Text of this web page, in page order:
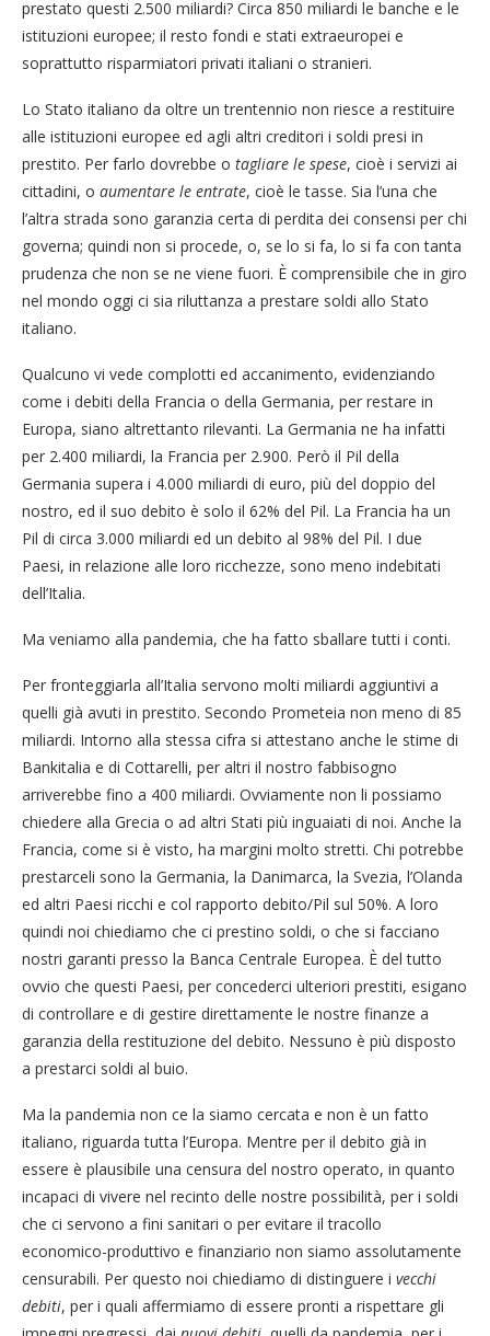
prestato questi 2.500 miliardi? Circa 850 miliardi le banche e le
istituzioni europee; il resto fondi e stati extraeuropei e
soprattutto risparmiatori privati italiani o stranieri.
Lo Stato italiano da oltre un trentennio non riesce a restituire
alle istituzioni europee ed agli altri creditori i soldi presi in
prestito. Per farlo dovrebbe o tagliare le spese, cioè i servizi ai
cittadini, o aumentare le entrate, cioè le tasse. Sia l’una che
l’altra strada sono garanzia certa di perdita dei consensi per chi
governa; quindi non si procede, o, se lo si fa, lo si fa con tanta
prudenza che non se ne viene fuori. È comprensibile che in giro
nel mondo oggi ci sia riluttanza a prestare soldi allo Stato
italiano.
Qualcuno vi vede complotti ed accanimento, evidenziando
come i debiti della Francia o della Germania, per restare in
Europa, siano altrettanto rilevanti. La Germania ne ha infatti
per 2.400 miliardi, la Francia per 2.900. Però il Pil della
Germania supera i 4.000 miliardi di euro, più del doppio del
nostro, ed il suo debito è solo il 62% del Pil. La Francia ha un
Pil di circa 3.000 miliardi ed un debito al 98% del Pil. I due
Paesi, in relazione alle loro ricchezze, sono meno indebitati
dell’Italia.
Ma veniamo alla pandemia, che ha fatto sballare tutti i conti.
Per fronteggiarla all’Italia servono molti miliardi aggiuntivi a
quelli già avuti in prestito. Secondo Prometeia non meno di 85
miliardi. Intorno alla stessa cifra si attestano anche le stime di
Bankitalia e di Cottarelli, per altri il nostro fabbisogno
arriverebbe fino a 400 miliardi. Ovviamente non li possiamo
chiedere alla Grecia o ad altri Stati più inguaiati di noi. Anche la
Francia, come si è visto, ha margini molto stretti. Chi potrebbe
prestarceli sono la Germania, la Danimarca, la Svezia, l’Olanda
ed altri Paesi ricchi e col rapporto debito/Pil sul 50%. A loro
quindi noi chiediamo che ci prestino soldi, o che si facciano
nostri garanti presso la Banca Centrale Europea. È del tutto
ovvio che questi Paesi, per concederci ulteriori prestiti, esigano
di controllare e di gestire direttamente le nostre finanze a
garanzia della restituzione del debito. Nessuno è più disposto
a prestarci soldi al buio.
Ma la pandemia non ce la siamo cercata e non è un fatto
italiano, riguarda tutta l’Europa. Mentre per il debito già in
essere è plausibile una censura del nostro operato, in quanto
incapaci di vivere nel recinto delle nostre possibilità, per i soldi
che ci servono a fini sanitari o per evitare il tracollo
economico-produttivo e finanziario non siamo assolutamente
censurabili. Per questo noi chiediamo di distinguere i vecchi
debiti, per i quali affermiamo di essere pronti a rispettare gli